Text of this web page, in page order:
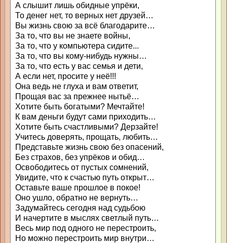
А слышит лишь обидные упрёки,
То денег нет, то верных нет друзей…
Вы жизнь свою за всё благодарите…
За то, что вы не знаете войны,
За то, что у компьютера сидите...
За то, что вы кому-нибудь нужны…
За то, что есть у вас семья и дети,
А если нет, просите у неё!!!
Она ведь не глуха и вам ответит,
Прощая вас за прежнее нытьё…
Хотите быть богатыми? Мечтайте!
К вам деньги будут сами приходить…
Хотите быть счастливыми? Дерзайте!
Учитесь доверять, прощать, любить…
Представьте жизнь свою без опасений,
Без страхов, без упрёков и обид…
Освободитесь от пустых сомнений,
Увидите, что к счастью путь открыт…
Оставьте ваше прошлое в покое!
Оно ушло, обратно не вернуть…
Задумайтесь сегодня над судьбою
И начертите в мыслях светлый путь…
Весь мир под одного не перестроить,
Но можно перестроить мир внутри…